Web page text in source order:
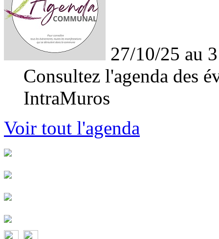
27/10/25 au
Consultez l'agenda des
IntraMuros
Voir tout l'agenda